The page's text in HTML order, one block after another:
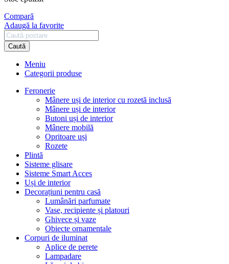
Compară
Adaugă la favorite
Caută
Meniu
Categorii produse
Feronerie
Mânere uși de interior cu rozetă inclusă
Mânere uși de interior
Butoni uși de interior
Mânere mobilă
Opritoare uși
Rozete
Plintă
Sisteme glisare
Sisteme Smart Acces
Uși de interior
Decorațiuni pentru casă
Lumânări parfumate
Vase, recipiente și platouri
Ghivece și vaze
Obiecte ornamentale
Corpuri de iluminat
Aplice de perete
Lampadare